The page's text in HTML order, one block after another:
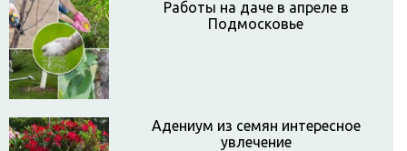
Работы на даче в апреле в
Подмосковье
Адениум из семян интересное
увлечение